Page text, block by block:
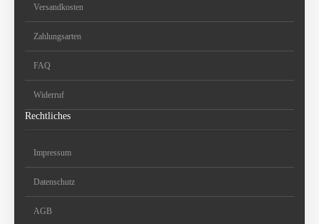
Versandkosten
Zahlungsarten
FAQ
Widerruf
Rechtliches
Impressum
Datenschutz
AGB